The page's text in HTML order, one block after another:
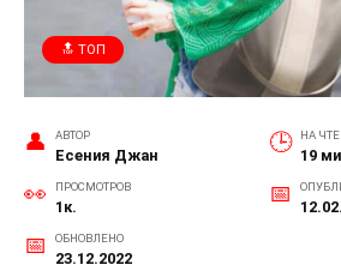
🔝 ТОП
АВТОР
Есения Джан
НА
19
ПРОСМОТРОВ
1к.
ОБНОВЛЕНО
23.12.2022